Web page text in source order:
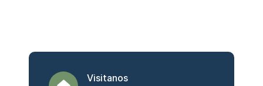
Visitanos